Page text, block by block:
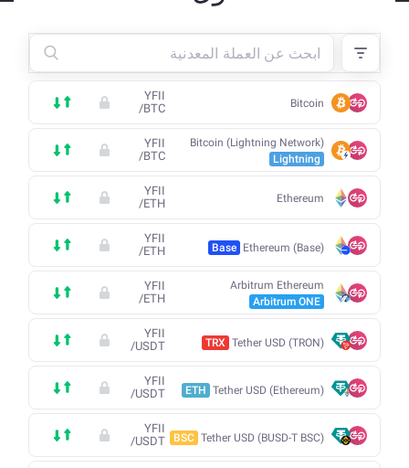
Bitcoin
YFII
/BTC
Bitcoin (Lightning Network)
Lightning
YFII
/BTC
Ethereum
YFII
/ETH
Ethereum (Base)
Base
YFII
/ETH
Arbitrum Ethereum
Arbitrum ONE
YFII
/ETH
Tether USD (TRON)
TRX
YFII
/USDT
Tether USD (Ethereum)
ETH
YFII
/USDT
Tether USD (BUSD-T BSC)
BSC
YFII
/USDT